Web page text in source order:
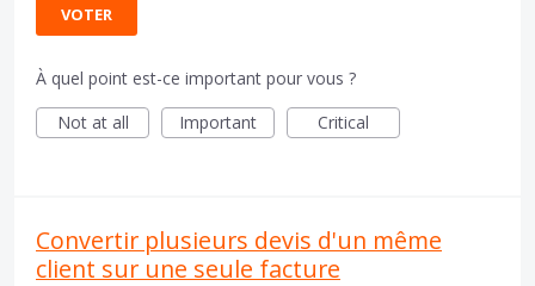
VOTER
À quel point est-ce important pour vous ?
Not at all
Important Critical
Convertir plusieurs devis d'un même
client sur une seule facture